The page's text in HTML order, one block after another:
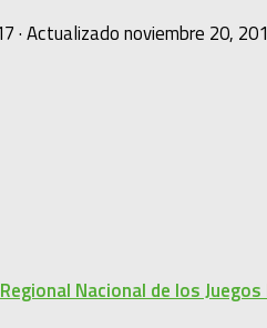
· Actualizadonoviembre 20,
Nacional de los